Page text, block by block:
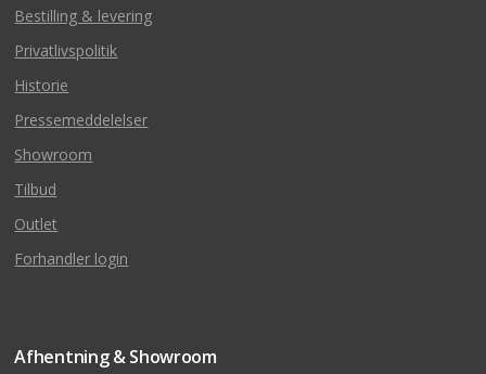
Bestilling & levering
Privatlivspolitik
Historie
Pressemeddelelser
Showroom
Tilbud
Outlet
Forhandler login
Afhentning & Showroom